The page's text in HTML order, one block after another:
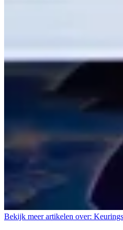
Bekijk meer artikelen over: